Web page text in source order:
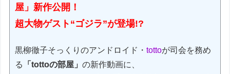
屋」新作公開！
超大物ゲスト“ゴジラ”が登場!?
黒柳徹子そっくりのアンドロイド・tottoが司会を務め
る
「tottoの部屋」の新作動画に、